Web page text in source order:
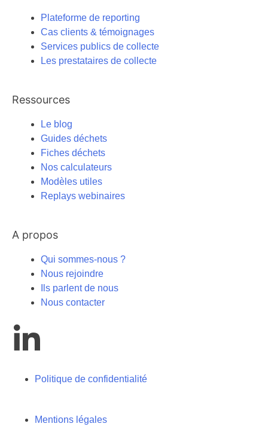
Plateforme de reporting
Cas clients & témoignages
Services publics de collecte
Les prestataires de collecte
Ressources
Le blog
Guides déchets
Fiches déchets
Nos calculateurs
Modèles utiles
Replays webinaires
A propos
Qui sommes-nous ?
Nous rejoindre
Ils parlent de nous
Nous contacter
Politique de confidentialité
Mentions légales